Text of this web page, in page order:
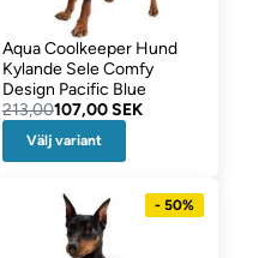
Aqua Coolkeeper Hund
Kylande Sele Comfy
Design Pacific Blue
213,00107,00 SEK
Välj variant
- 50%